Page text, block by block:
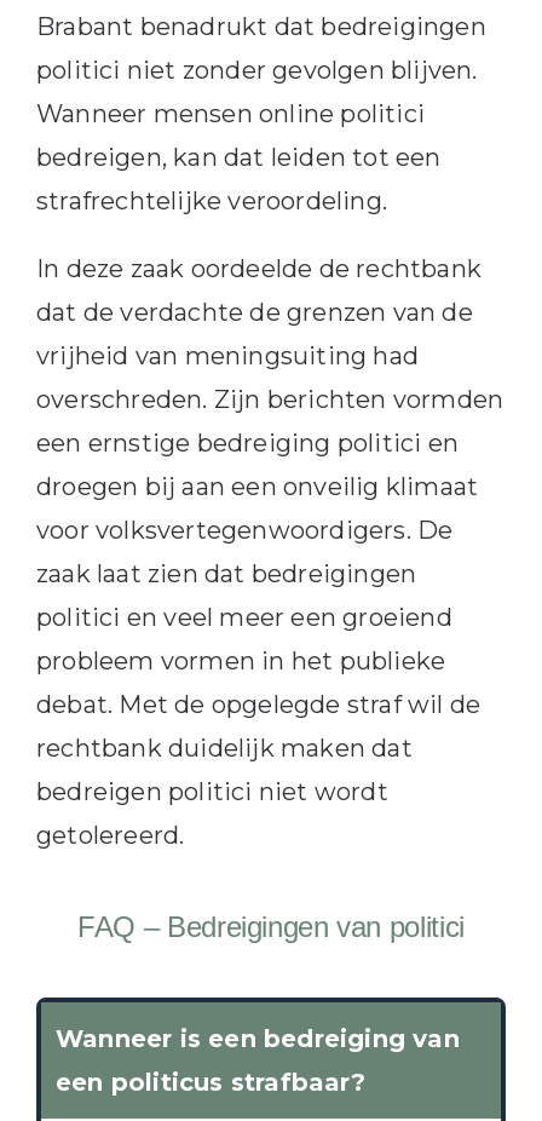
Brabant benadrukt dat bedreigingen
politici niet zonder gevolgen blijven.
Wanneer mensen online politici
bedreigen, kan dat leiden tot een
strafrechtelijke veroordeling.
In deze zaak oordeelde de rechtbank
dat de verdachte de grenzen van de
vrijheid van meningsuiting had
overschreden. Zijn berichten vormden
een ernstige bedreiging politici en
droegen bij aan een onveilig klimaat
voor volksvertegenwoordigers. De
zaak laat zien dat bedreigingen
politici en veel meer een groeiend
probleem vormen in het publieke
debat. Met de opgelegde straf wil de
rechtbank duidelijk maken dat
bedreigen politici niet wordt
getolereerd.
FAQ – Bedreigingen van politici
Wanneer is een bedreiging van
een politicus strafbaar?